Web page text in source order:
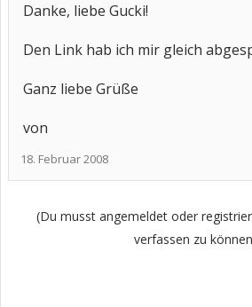
Danke, liebe Gucki!
Den Link hab ich mir gleich
Ganz liebe Grüße
von
18. Februar 2008
(Du musst angemeldet oder
verfassen zu